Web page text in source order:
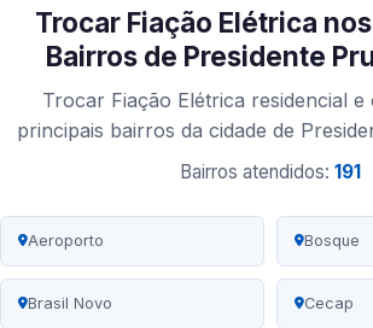
Trocar Fiação Elétrica
Bairros de Presidente
Trocar Fiação Elétrica residencial e
principais bairros da cidade de
Bairros atendidos: 191
Aeroporto Bosque
Brasil Novo Cecap